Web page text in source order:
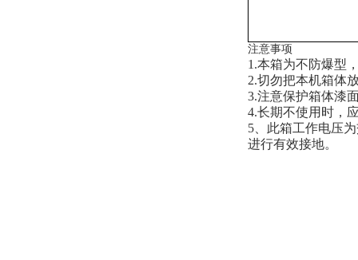
注意事项
1.本箱为不防爆型
2.切勿把本机箱体
3.注意保护箱体漆
4.长期不使用时，
5、此箱工作电压
进行有效接地。